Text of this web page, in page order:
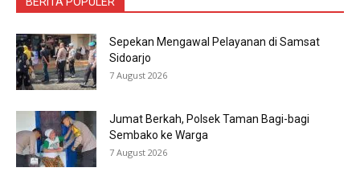
Sepekan Mengawal Pelayanan di Samsat
Sidoarjo
7 August 2026
Jumat Berkah, Polsek Taman Bagi-bagi
Sembako ke Warga
7 August 2026